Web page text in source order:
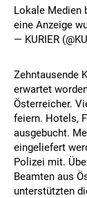
Lokale Medien
eine Anzeige
— KURIER
Zehntausende
erwartet
Österreicher.
feiern. Hotels,
ausgebucht.
eingeliefert
Polizei mit.
Beamten aus
unterstützten